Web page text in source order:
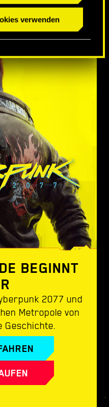
verwenden
BEGINNT
2077 und
Metropole von
Geschichte.